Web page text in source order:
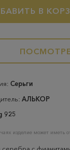
В
Серьги
АЛЬКОР
925
изделие может иметь